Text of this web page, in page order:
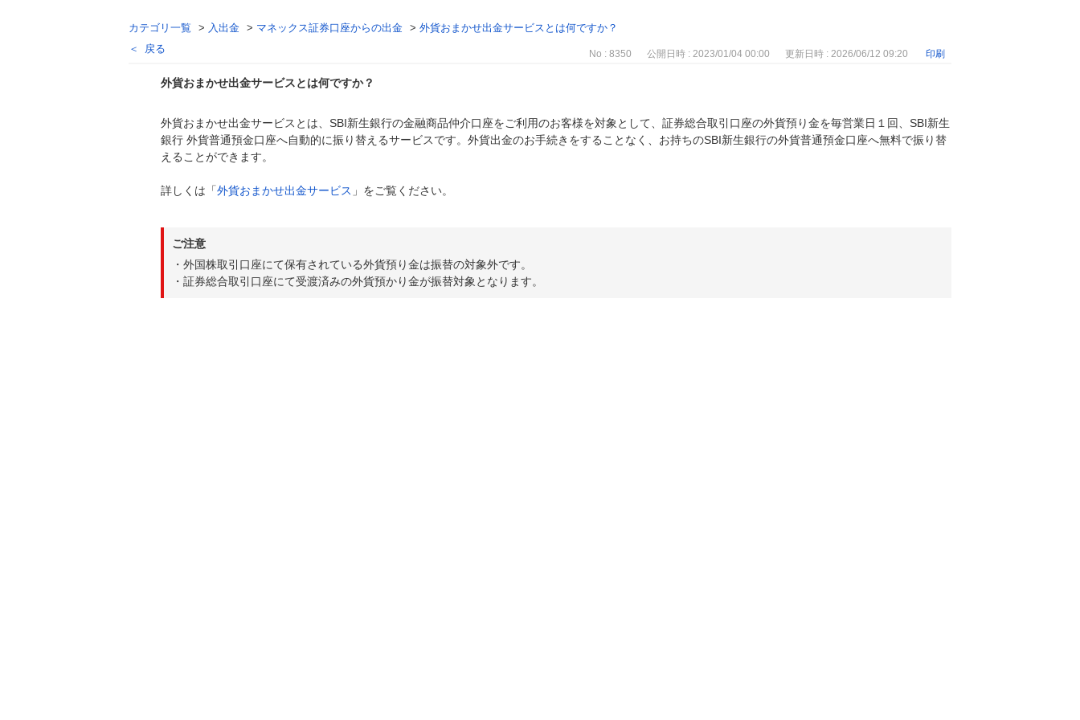
カテゴリ一覧 > 入出金 > マネックス証券口座からの出金 > 外貨おまかせ出金サービスとは何ですか？
戻る
No : 8350 公開日時 : 2023/01/04 00:00 更新日時 : 2026/06/12 09:20 印刷
外貨おまかせ出金サービスとは何ですか？
回答
外貨おまかせ出金サービスとは、SBI新生銀行の金融商品仲介口座をご利用のお客様を対象として、証券総合取引口座の外貨預り金を毎営業日１回、SBI新生
銀行 外貨普通預金口座へ自動的に振り替えるサービスです。外貨出金のお手続きをすることなく、お持ちのSBI新生銀行の外貨普通預金口座へ無料で振り替
えることができます。
詳しくは「外貨おまかせ出金サービス 」をご覧ください。
ご注意
・外国株取引口座にて保有されている外貨預り金は振替の対象外です。
・証券総合取引口座にて受渡済みの外貨預かり金が振替対象となります。